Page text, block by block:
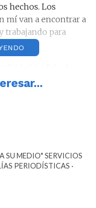
hechos. Los
mí van a encontrar a
para
Loredo.
la policía provincial
seria, está
su territorio
para que los vecinos
las fuerzas de
respuesta ágil y
SU MEDIO" SERVICIOS
PERIODÍSTICAS ·